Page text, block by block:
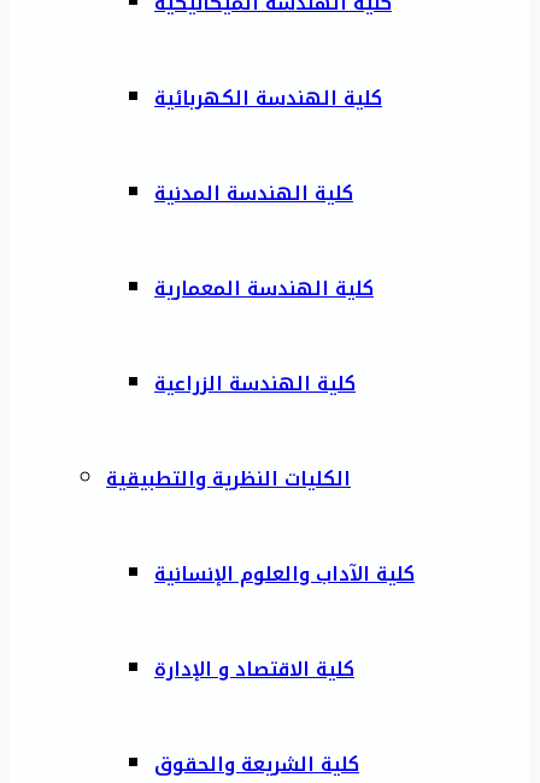
كلية الهندسة الكهربائية
كلية الهندسة المدنية
كلية الهندسة المعمارية
كلية الهندسة الزراعية
الكليات النظرية والتطبيقية
كلية الآداب والعلوم الإنسانية
كلية الاقتصاد و الإدارة
كلية الشريعة والحقوق